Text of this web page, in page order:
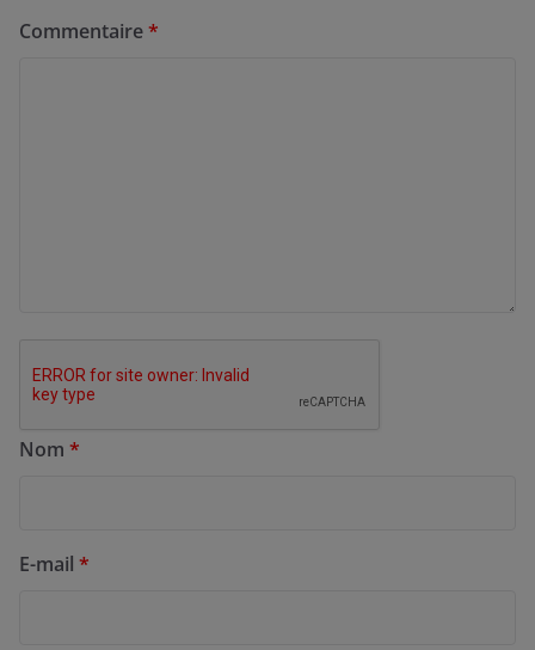
Commentaire*
Nom *
E-mail *